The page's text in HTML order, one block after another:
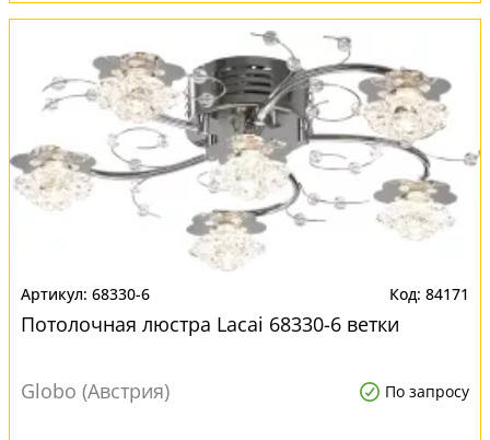
68330-6 84171
Потолочная люстра Lacai 68330-6 ветки
Globo (Австрия) По запросу